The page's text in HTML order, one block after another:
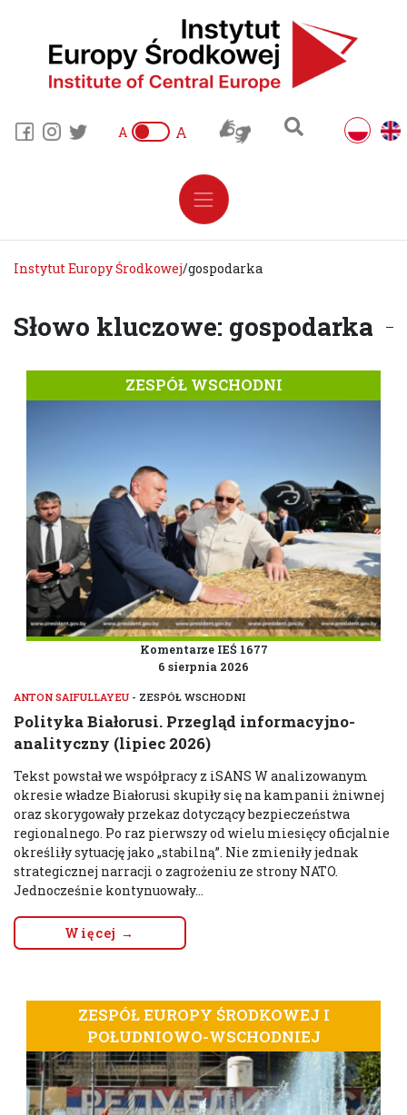
A A
Instytut Europy Środkowej/gospodarka
Słowo kluczowe: gospodarka
ZESPÓŁ WSCHODNI
Komentarze IEŚ 1677
6 sierpnia 2026
ANTON SAIFULLAYEU - ZESPÓŁ WSCHODNI
Polityka Białorusi. Przegląd informacyjno-
analityczny (lipiec 2026)
Tekst powstał we współpracy z iSANS W analizowanym
okresie władze Białorusi skupiły się na kampanii żniwnej
oraz skorygowały przekaz dotyczący bezpieczeństwa
regionalnego. Po raz pierwszy od wielu miesięcy oficjalnie
określiły sytuację jako „stabilną”. Nie zmieniły jednak
strategicznej narracji o zagrożeniu ze strony NATO.
Jednocześnie kontynuowały...
Więcej →
ZESPÓŁ EUROPY ŚRODKOWEJ I
POŁUDNIOWO-WSCHODNIEJ